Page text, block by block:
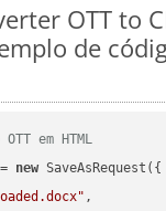
OTT to
de
em HTML
new SaveAsRequest({
,